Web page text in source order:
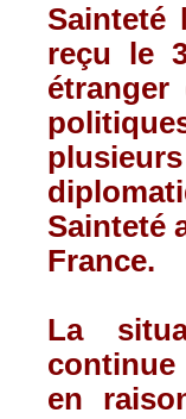
Sainteté
reçu le
étranger
Sainteté
France.
La
continue
en